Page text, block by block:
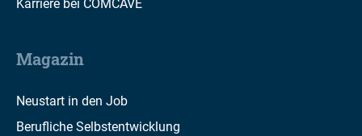
Karriere bei COMCAVE
Magazin
Neustart in den Job
Berufliche Selbstentwicklung